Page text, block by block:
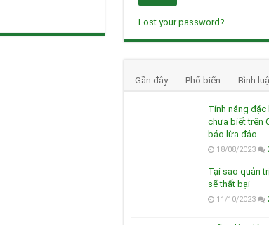
Lost your password?
Gần đây Phổ biến Bình
Tính năng đặc
chưa biết trên
báo lừa đảo
18/08/2023
Tại sao quản
sẽ thất bại
11/10/2023